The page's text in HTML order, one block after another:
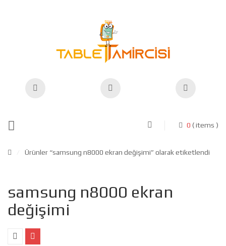
0 ( items )
Ürünler “samsung n8000 ekran değişimi” olarak etiketlendi
samsung n8000 ekran
değişimi